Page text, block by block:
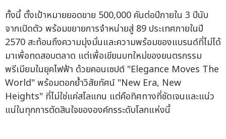
ทั้งนี้ ตั้งเป้าหมายยอดขาย 500,000 คันต่อปีภายใน 3 ปีนับ
จากเปิดตัว พร้อมขยายการจำหน่ายสู่ 89 ประเทศภายในปี
2570 สะท้อนถึงความมุ่งมั่นและความพร้อมของแบรนด์ที่ไม่ได้
มาเพื่อทดสอบตลาด แต่เพื่อเขียนบทใหม่ของยนตรกรรม
พรีเมียมในยุคไฟฟ้า ด้วยคอนเซปต์ "Elegance Moves The
World" พร้อมตอกย้ำวิสัยทัศน์ "New Era, New
Heights" ที่ไม่ใช่แค่สโลแกน แต่คือทิศทางที่ชัดเจนและแน่ว
แน่ในทุกการตัดสินใจขององค์กรระดับโลกแห่งนี้